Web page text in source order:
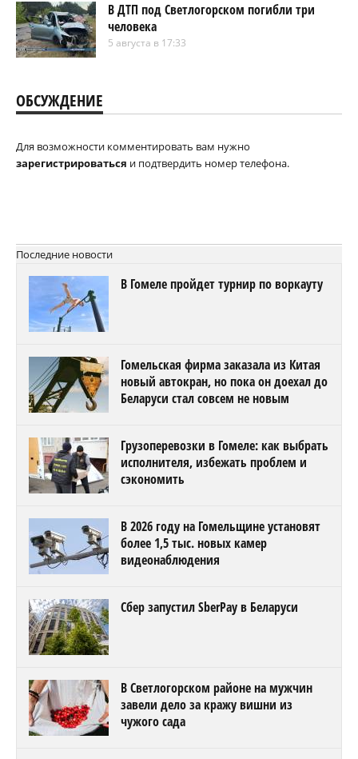
В ДТП под Светлогорском погибли три
человека
5 августа в 17:33
ОБСУЖДЕНИЕ
Для возможности комментировать вам нужно
зарегистрироваться и подтвердить номер телефона.
Последние новости
В Гомеле пройдет турнир по воркауту
Гомельская фирма заказала из Китая
новый автокран, но пока он доехал до
Беларуси стал совсем не новым
Грузоперевозки в Гомеле: как выбрать
исполнителя, избежать проблем и
сэкономить
В 2026 году на Гомельщине установят
более 1,5 тыс. новых камер
видеонаблюдения
Сбер запустил SberPay в Беларуси
В Светлогорском районе на мужчин
завели дело за кражу вишни из
чужого сада